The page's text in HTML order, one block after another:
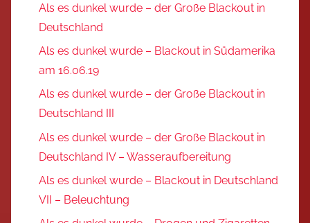
Als es dunkel wurde – der Große Blackout in
Deutschland
Als es dunkel wurde – Blackout in Südamerika
am 16.06.19
Als es dunkel wurde – der Große Blackout in
Deutschland III
Als es dunkel wurde – der Große Blackout in
Deutschland IV – Wasseraufbereitung
Als es dunkel wurde – Blackout in Deutschland
VII – Beleuchtung